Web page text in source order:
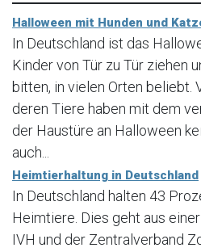
Halloween mit Hunden und
In Deutschland ist das
Kinder von Tür zu Tür ziehen
bitten, in vielen Orten beliebt.
deren Tiere haben mit dem
der Haustüre an Halloween
auch...
Heimtierhaltung in Deutschland
In Deutschland halten 43
Heimtiere. Dies geht aus
IVH und der Zentralverband